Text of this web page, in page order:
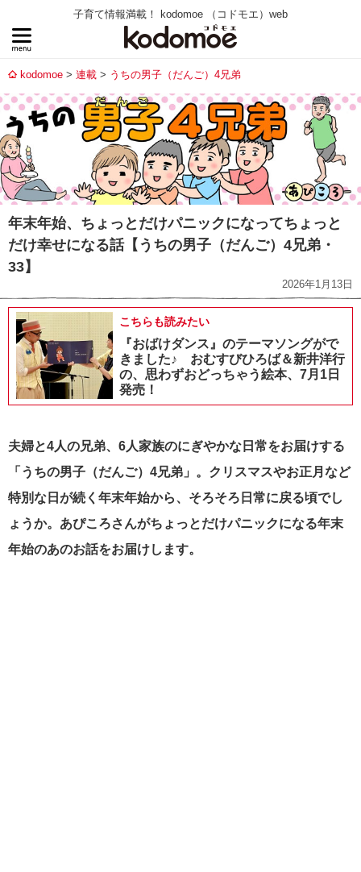
子育て情報満載！ kodomoe （コドモエ）web
kodomoe 連載 うちの男子（だんご）4兄弟
年末年始、ちょっとだけパニックになってちょっと
だけ幸せになる話【うちの男子（だんご）4兄弟・
33】
2026年1月13日
こちらも読みたい
『おばけダンス』のテーマソングがで
きました♪ おむすびひろば＆新井洋行
の、思わずおどっちゃう絵本、7月1日
発売！
夫婦と4人の兄弟、6人家族のにぎやかな日常をお届けする
「うちの男子（だんご）4兄弟」。クリスマスやお正月など
特別な日が続く年末年始から、そろそろ日常に戻る頃でし
ょうか。あぴころさんがちょっとだけパニックになる年末
年始のあのお話をお届けします。